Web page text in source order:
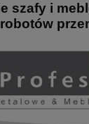
szafy i